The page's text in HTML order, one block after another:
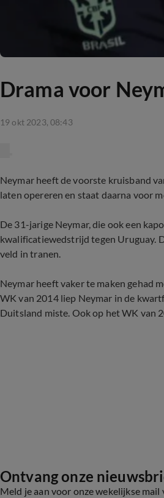
Drama voor
19 okt 2023, 08:43
Neymar heeft de voorste kruisband
laten opereren en staat daarna voor
De 31-jarige Neymar, die ook een
kwalificatiewedstrijd tegen Uruguay.
veld in tranen.
Neymar heeft vaker te maken gehad
WK van 2014 liep Neymar in de
Duitsland miste. Ook op het WK van
Ontvang onze
Meld je aan voor onze wekelijkse